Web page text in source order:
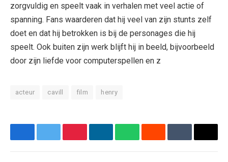
zorgvuldig en speelt vaak in verhalen met veel actie of
spanning. Fans waarderen dat hij veel van zijn stunts zelf
doet en dat hij betrokken is bij de personages die hij
speelt. Ook buiten zijn werk blijft hij in beeld, bijvoorbeeld
door zijn liefde voor computerspellen en z
acteur cavill film henry
FacebookTwitterPinterestLinkedInWhatsApp
RedditTumblrEmail